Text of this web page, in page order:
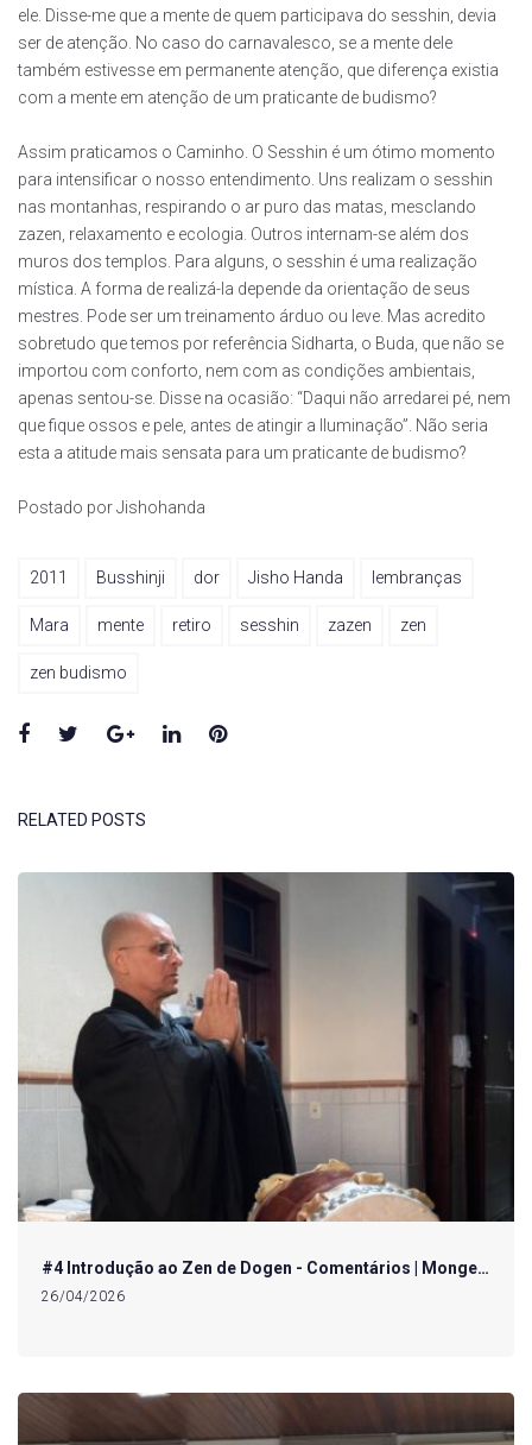
ele. Disse-me que a mente de quem participava do sesshin, devia
ser de atenção. No caso do carnavalesco, se a mente dele
também estivesse em permanente atenção, que diferença existia
com a mente em atenção de um praticante de budismo?
Assim praticamos o Caminho. O Sesshin é um ótimo momento
para intensificar o nosso entendimento. Uns realizam o sesshin
nas montanhas, respirando o ar puro das matas, mesclando
zazen, relaxamento e ecologia. Outros internam-se além dos
muros dos templos. Para alguns, o sesshin é uma realização
mística. A forma de realizá-la depende da orientação de seus
mestres. Pode ser um treinamento árduo ou leve. Mas acredito
sobretudo que temos por referência Sidharta, o Buda, que não se
importou com conforto, nem com as condições ambientais,
apenas sentou-se. Disse na ocasião: “Daqui não arredarei pé, nem
que fique ossos e pele, antes de atingir a Iluminação”. Não seria
esta a atitude mais sensata para um praticante de budismo?
Postado por Jishohanda
2011 Busshinji dor Jisho Handa lembranças
Mara mente retiro sesshin zazen zen
zen budismo
Facebook
TwitterGoogle+LinkedInPinterest
RELATED POSTS
#4 Introdução ao Zen de Dogen - Comentários | Monge…
26/04/2026